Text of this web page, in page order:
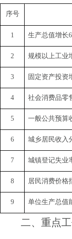
序号
1 生产总值增长
2 规模以上工业
3 固定资产投资
4 社会消费品零
5 一般公共预算
6 城乡居民收入
7 城镇登记失业
8 居民消费价格
9 单位生产总值
二、重点